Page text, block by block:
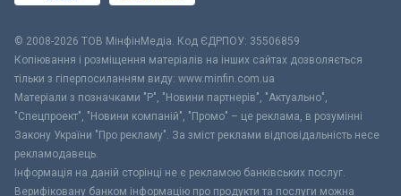
© 2008-2026 ТОВ МiнфiнМедiа. Код ЄДРПОУ: 35506859
Копіювання і розміщення матеріалів на інших сайтах дозволяється
тільки з гіперпосиланням виду: www.minfin.com.ua
Матеріали з позначками "Р", "Новини партнерів", "Актуально",
"Спецпроект", "Новини компаній", "Промо" – це реклама, в розумінні
Закону України "Про рекламу". За зміст реклами відповідальність несе
рекламодавець.
Інформація на даній сторінці не є рекламою банківських послуг.
Верифіковану банком інформацію про продукти та послуги можна